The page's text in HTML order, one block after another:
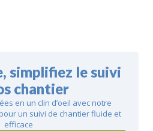
simplifiez le suivi
chantier
en un clin d’oeil avec notre
un suivi de chantier fluide et
efficace